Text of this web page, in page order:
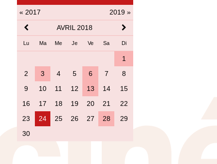
« 2017
2019 »
AVRIL 2018
Lu Ma Me Je Ve Sa Di
1
2
3 4 5 6 7
8
9
10 11 12 13 14
15
16
17 18 19 20 21
22
23
24 25 26 27 28
29
30